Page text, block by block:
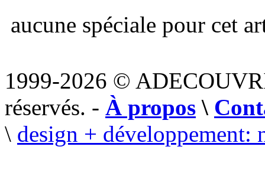
aucune spéciale pour cet
1999-2026 ©
réservés. - À propos \
\ design + développement: